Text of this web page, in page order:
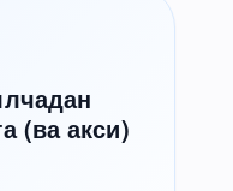
(ва акси)